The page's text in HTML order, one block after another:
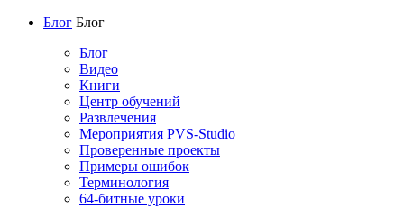
Блог Блог
Блог
Видео
Книги
Центр обучений
Развлечения
Мероприятия PVS-Studio
Проверенные проекты
Примеры ошибок
Терминология
64-битные уроки